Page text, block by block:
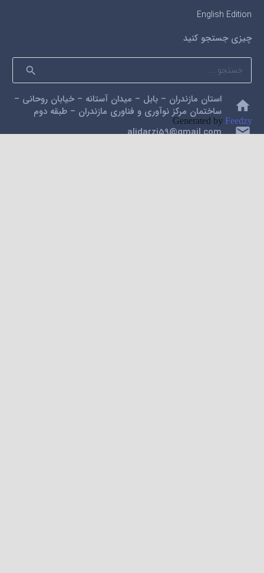
English Edition
چیزی جستجو کنید
جستجو
برای:
home
استان مازندران – بابل – میدان آستانه – خیابان روحانی –
ساختمان مرکز نوآوری و فناوری مازندران – طبقه دوم
mail
alidarzi59@gmail.com
Generated by Feedzy